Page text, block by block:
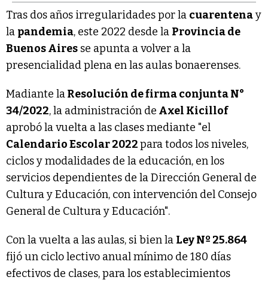
Tras dos años irregularidades por la cuarentenay
la pandemia, este 2022 desde la Provincia de
Buenos Aires se apunta a volver a la
presencialidad plena en las aulas bonaerenses.
Madiante laResolución de firma conjunta N°
34/2022, la administración de Axel Kicillof
aprobó la vuelta a las clases mediante "el
Calendario Escolar 2022para todos los niveles,
ciclos y modalidades de la educación, en los
servicios dependientes de la Dirección General de
Cultura y Educación, con intervención del Consejo
General de Cultura y Educación".
Con la vuelta a las aulas, si bien la Ley Nº 25.864
fijó un ciclo lectivo anual mínimo de 180 días
efectivos de clases, para los establecimientos